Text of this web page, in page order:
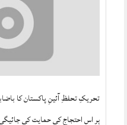
تحریکِ تحفظِ آئینِ پاکستان کا
ہر اس احتجاج کی حمایت کی